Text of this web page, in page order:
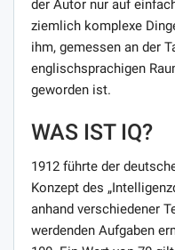
der Autor nur auf
ziemlich komplexe
ihm, gemessen an der
englischsprachigen
geworden ist.
WAS IST IQ?
1912 führte der
Konzept des
anhand verschiedener
werdenden Aufgaben